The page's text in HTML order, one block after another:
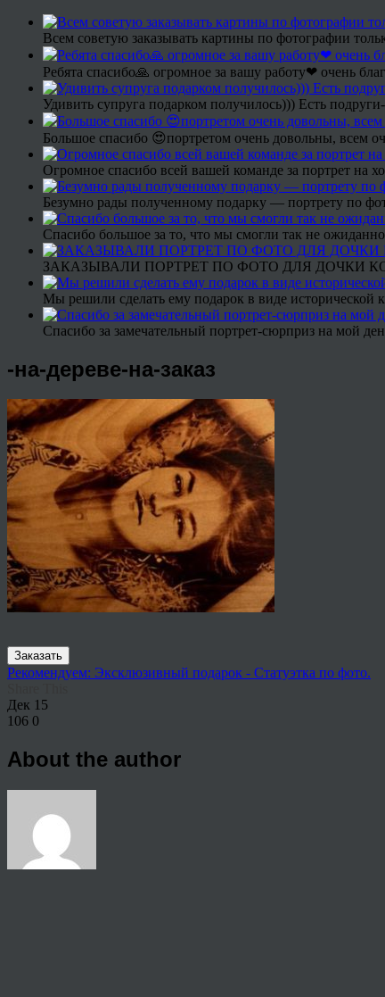
Всем советую заказывать картины по фотографии
Ребята спасибо🙏 огромное за вашу работу❤ очень
Удивить супруга подарком получилось))) Есть
Большое спасибо 😍портретом очень довольны, всем
Огромное спасибо всей вашей команде за портрет на
Безумно рады полученному подарку — портрету по
Спасибо большое за то, что мы смогли так не
ЗАКАЗЫВАЛИ ПОРТРЕТ ПО ФОТО ДЛЯ ДОЧКИ
Мы решили сделать ему подарок в виде
Спасибо за замечательный портрет-сюрприз на мой
-на-дереве-на-заказ
Заказать
Рекомендуем: Эксклюзивный подарок - Статуэтка по фото.
Дек 15
106 0
About the author